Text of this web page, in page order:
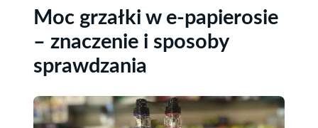
Moc grzałki w e-papierosie
– znaczenie i sposoby
sprawdzania